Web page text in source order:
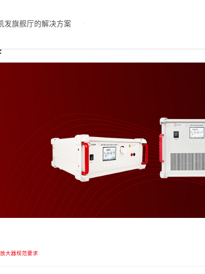
发旗舰厅的解决方案
大器规范要求